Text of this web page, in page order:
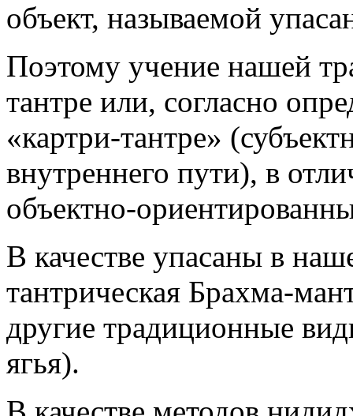
объект, называемой
Поэтому учение нашей
тантре или, согласно
«картри-тантре»
внутреннего пути), в
объектно-
В качестве упасаны в
тантрическая Брахма-
другие традиционные
ягья).